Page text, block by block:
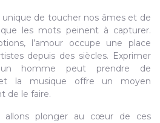
de toucher nos âmes et de
les mots peinent à capturer.
l’amour occupe une place
depuis des siècles. Exprimer
homme peut prendre de
et la musique offre un moyen
de le faire.
allons plonger au cœur de ces